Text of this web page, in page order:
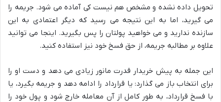
تحویل داده نشده و مشخص هم نیست کی آماده می شود. جریمه را
می گیرید، اما به این نتیجه می رسید که دیگر اعتمادی به این
سازنده ندارید و می خواهید پولتان را پس بگیرید. اینجا می توانید
علاوه بر مطالبه جریمه، از حق فسخ خود نیز استفاده کنید.
این جمله به پیش خریدار قدرت مانور زیادی می دهد و دست او را
برای انتخاب باز می گذارد: یا قرارداد را ادامه دهد و جریمه بگیرد، یا
با فسخ قرارداد، به طور کامل از آن معامله خارج شود و پول خود را